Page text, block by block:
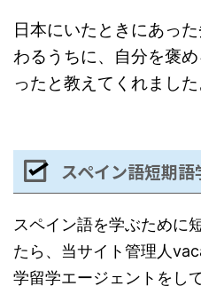
日本にいたときにあっ
わるうちに、自分を褒
ったと教えてくれました
スペイン語短期
スペイン語を学ぶために
たら、当サイト管理人
学留学エージェントをし